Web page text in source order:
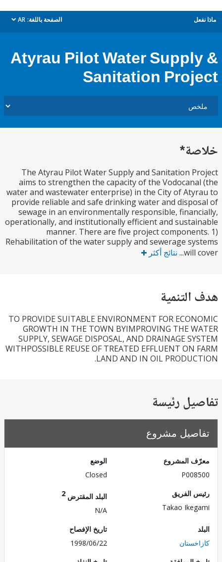
الصفحة باللغة: AR
dropdown
Atyrau Pilot Water
Sanitation
The Atyrau Pilot Water Supply and Sanitation
aims to strengthen the capacity of the
water and wastewater enterprise) in the City of
provide reliable and safe drinking water and
sewage in an environmentally responsible,
operationally, and institutionally efficient and
manner. There are five project
Rehabilitation of the water supply and sewerage
will نتائج أكثر
TO PROVIDE SUITABLE ENVIRONMENT FOR
GROWTH IN THE TOWN BYIMPROVING THE
SUPPLY, SEWAGE DISPOSAL, AND DRAINAGE
WITHPOSSIBLE REUSE OF TREATED EFFLUENT ON
LAND AND IN OIL
رئيسة
مشروع
المشروع
الفريق
Takao
البلد المقترض
تاريخ الإفصاح
1998/06/22